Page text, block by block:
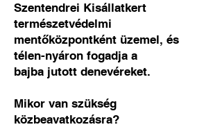
Szentendrei Kisállatkert
természetvédelmi
mentőközpontként üzemel, és
télen-nyáron fogadja a
bajba jutott denevéreket.
Mikor van szükség
közbeavatkozásra?